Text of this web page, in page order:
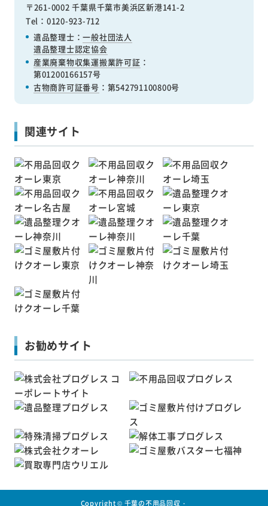
〒261-0002 千葉県千葉市美浜区新港141-2
Tel：0120-923-712
遺品整理士：一般社団法人
遺品整理士認定協会
産業廃棄物収集運搬業許可証 ：
第01200166157号
古物商許可証番号 ：第542791100800号
関連サイト
お勧めサイト
Copyright © 千葉の不用品回収・